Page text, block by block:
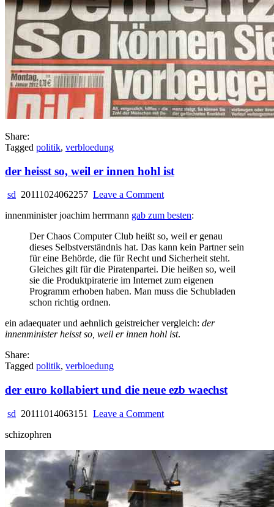
Share:
Tagged politik, verbloedung
der heisst so, weil er innen hohl ist
sd 20111024062257 Leave a Commenton
heisst
weil
er
innen
hohl
ist
innenminister joachim herrmann gab zum besten:
Der Chaos Computer Club heißt so, weil er genau
dieses Selbstverständnis hat. Das kann kein Partner sein
für eine Behörde, die für Recht und Sicherheit steht.
Gleiches gilt für die Piratenpartei. Die heißen so, weil
sie die Produktpiraterie im Internet zum eigenen
Programm erhoben haben. Man muss die Schubladen
schon richtig ordnen.
ein adaequater und aehnlich geistreicher vergleich: der
innenminister heisst so, weil er innen hohl ist.
Share:
Tagged politik, verbloedung
der euro kollabiert und die neue ezb waechst
sd 20111014063151 Leave a Commenton
und
die
neue
ezb
waechst
schizophren